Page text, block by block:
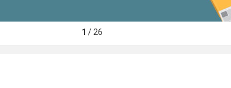
1 / 26